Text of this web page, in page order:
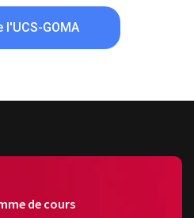
l'UCS-GOMA
de cours